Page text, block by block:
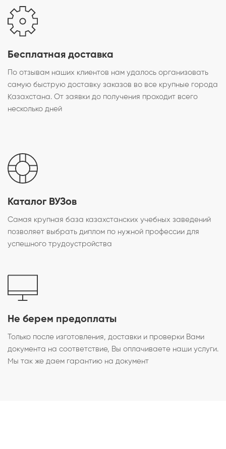
Бесплатная доставка
По отзывам наших клиентов нам удалось организовать
самую быструю доставку заказов во все крупные города
Казахстана. От заявки до получения проходит всего
несколько дней
Каталог ВУЗов
Самая крупная база казахстанских учебных заведений
позволяет выбрать диплом по нужной профессии для
успешного трудоустройства
Не берем предоплаты
Только после изготовления, доставки и проверки Вами
документа на соответствие, Вы оплачиваете наши услуги.
Мы так же даем гарантию на документ